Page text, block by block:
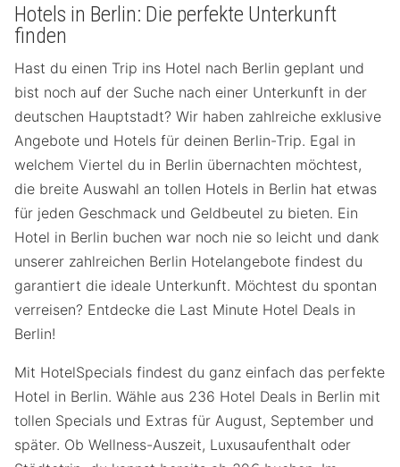
Hotels in Berlin: Die perfekte Unterkunft
finden
Hast du einen Trip ins Hotel nach Berlin geplant und
bist noch auf der Suche nach einer Unterkunft in der
deutschen Hauptstadt? Wir haben zahlreiche exklusive
Angebote und Hotels für deinen Berlin-Trip. Egal in
welchem Viertel du in Berlin übernachten möchtest,
die breite Auswahl an tollen Hotels in Berlin hat etwas
für jeden Geschmack und Geldbeutel zu bieten. Ein
Hotel in Berlin buchen war noch nie so leicht und dank
unserer zahlreichen Berlin Hotelangebote findest du
garantiert die ideale Unterkunft. Möchtest du spontan
verreisen? Entdecke die Last Minute Hotel Deals in
Berlin!
Mit HotelSpecials findest du ganz einfach das perfekte
Hotel in Berlin. Wähle aus 236 Hotel Deals in Berlin mit
tollen Specials und Extras für August, September und
später. Ob Wellness-Auszeit, Luxusaufenthalt oder